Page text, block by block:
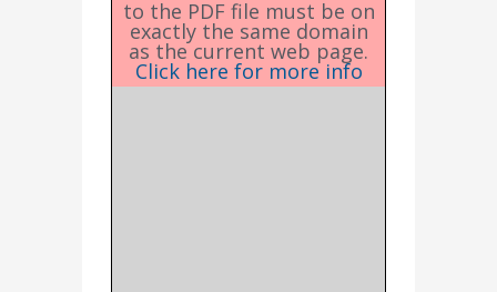
to the PDF file must be on
exactly the same domain
as the current web page.
Click here for more info